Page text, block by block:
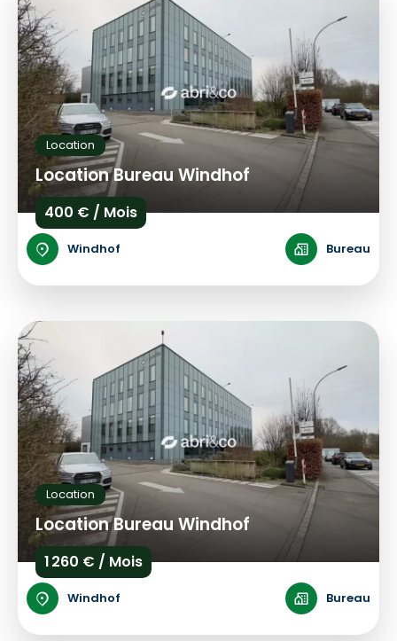
Location
Location Bureau Windhof
400 € / Mois
Windhof Bureau
Location
Location Bureau Windhof
1 260 € / Mois
Windhof Bureau